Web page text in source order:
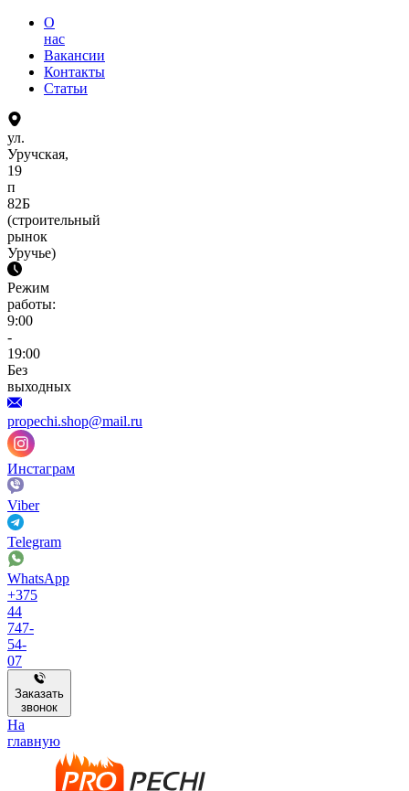
О
нас
Вакансии
Контакты
Статьи
ул.
Уручская,
19
п
82Б
(строительный
рынок
Уручье)
Режим
работы:
9:00
-
19:00
Без
выходных
propechi.shop@mail.ru
Инстаграм
Viber
Telegram
WhatsApp
+375
44
747-
54-
07
Заказать
звонок
На
главную